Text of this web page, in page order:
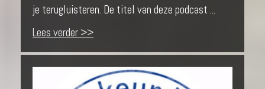
je terugluisteren. De titel van deze podcast ...
Lees verder >>